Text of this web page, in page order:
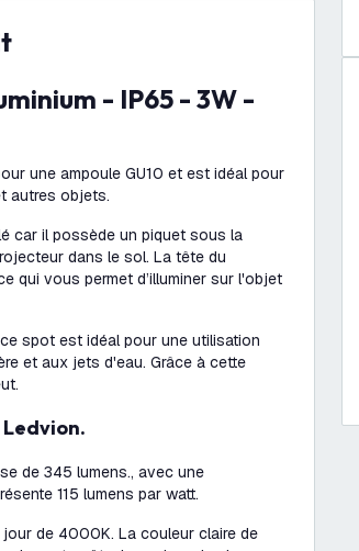
une ampoule GU10 et est idéal pour
autres objets.
car il possède un piquet sous la
dans le sol. La tête du
qui vous permet d’illuminer sur l'objet
spot est idéal pour une utilisation
et aux jets d'eau. Grâce à cette
Ledvion.
de 345 lumens., avec une
115 lumens par watt.
jour de 4000K. La couleur claire de